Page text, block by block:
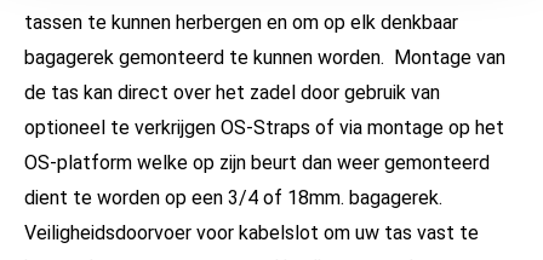
tassen te kunnen herbergen en om op elk denkbaar
bagagerek gemonteerd te kunnen worden. Montage van
de tas kan direct over het zadel door gebruik van
optioneel te verkrijgen OS-Straps of via montage op het
OS-platform welke op zijn beurt dan weer gemonteerd
dient te worden op een 3/4 of 18mm. bagagerek.
Veiligheidsdoorvoer voor kabelslot om uw tas vast te